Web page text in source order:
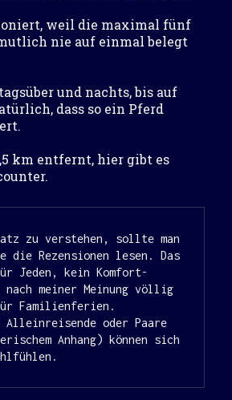
weil die maximal fünf
nie auf einmal belegt
und nachts, bis auf
dass so ein Pferd
km entfernt, hier gibt es
zu verstehen, sollte man
die Rezensionen lesen. Das
Jeden, kein Komfort-
nach meiner Meinung völlig
Familienferien.
Alleinreisende oder Paare
Anhang) können sich